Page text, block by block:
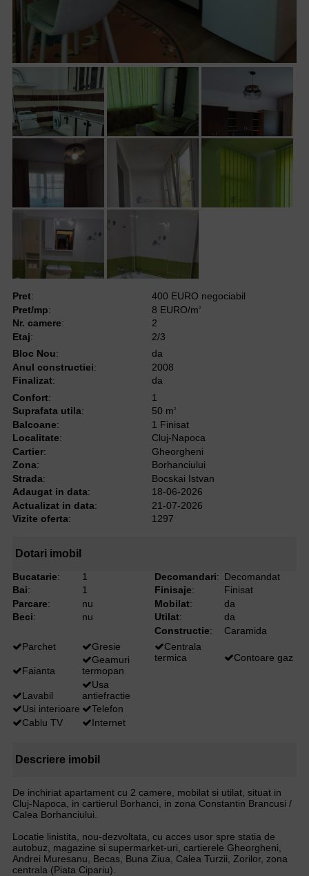
Pret:
400 EURO negociabil
Pret/mp: 8 EURO/m2
Nr. camere:
2
Etaj:
2/3
Bloc Nou:
da
Anul constructiei:
2008
Finalizat:
da
Confort:
1
Suprafata utila: 50 m2
Balcoane:
1 Finisat
Localitate:
Cluj-Napoca
Cartier:
Gheorgheni
Zona:
Borhanciului
Strada:
Bocskai Istvan
Adaugat in data:
18-06-2026
Actualizat in data:
21-07-2026
Vizite oferta: 1297
Dotari imobil
Bucatarie:
1
Bai:
1
Parcare:
nu
Beci: nu
Decomandari: Decomandat
Finisaje:
Finisat
Mobilat:
da
Utilat:
da
Constructie:
Caramida
Parchet
Gresie
Faianta
Geamuri
termopan
Lavabil
Usa
antiefractie
Usi interioare
Telefon
Cablu TV
Internet
Centrala
termica
Contoare gaz
Descriere imobil
De inchiriat apartament cu 2 camere, mobilat si utilat, situat in
Cluj-Napoca, in cartierul Borhanci, in zona Constantin Brancusi /
Calea Borhanciului.
Locatie linistita, nou-dezvoltata, cu acces usor spre statia de
autobuz, magazine si supermarket-uri, cartierele Gheorgheni,
Andrei Muresanu, Becas, Buna Ziua, Calea Turzii, Zorilor, zona
centrala (Piata Cipariu).